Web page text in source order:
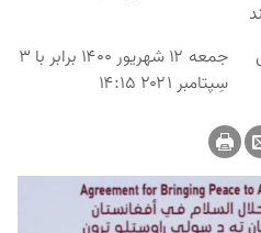
جمعه ۱۲ شهریور ۱۴۰۰ برابر با ۳
سِپتامبر ۲۰۲۱ ۱۴:۱۵